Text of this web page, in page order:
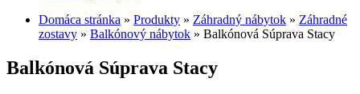
Domáca stránka » Produkty » Záhradný nábytok » Záhradné
zostavy » Balkónový nábytok » Balkónová Súprava Stacy
Balkónová Súprava Stacy